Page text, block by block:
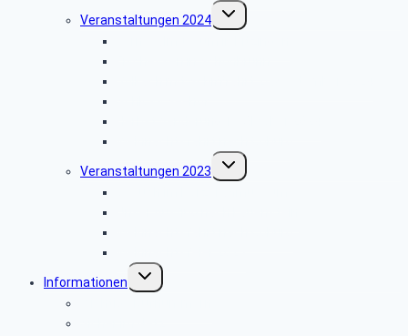
Veranstaltungen 2024
Untermenü
umschalten
Veranstaltungen 2023
Untermenü
umschalten
Informationen
Untermenü
umschalten